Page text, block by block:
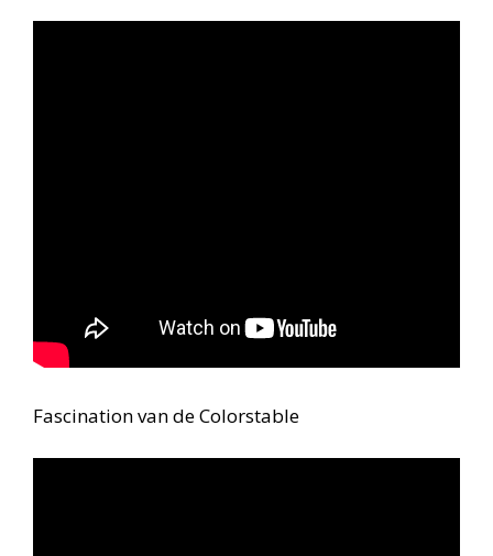
Fascination van de Colorstable